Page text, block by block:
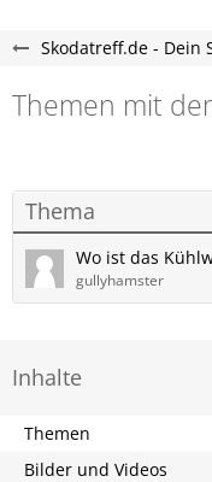
Skodatreff.de - Dein
Themen mit
Thema
Wo ist das
gullyhamster
Inhalte
Themen
Bilder und Videos